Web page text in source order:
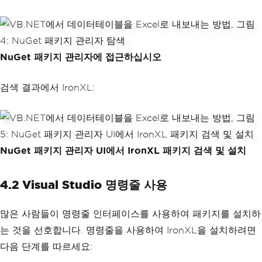
NuGet 패키지 관리자에 접근하십시오
검색 결과에서 IronXL:
NuGet 패키지 관리자 UI에서 IronXL 패키지 검색 및 설치
4.2 Visual Studio 명령줄 사용
많은 사람들이 명령줄 인터페이스를 사용하여 패키지를 설치하
는 것을 선호합니다. 명령줄을 사용하여 IronXL을 설치하려면
다음 단계를 따르세요: